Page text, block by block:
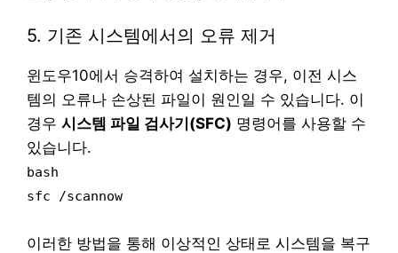
5. 기존 시스템에서의 오류 제거
윈도우10에서 승격하여 설치하는 경우, 이전 시스
템의 오류나 손상된 파일이 원인일 수 있습니다. 이
경우 시스템 파일 검사기(SFC) 명령어를 사용할 수
있습니다.
bash
sfc /scannow
이러한 방법을 통해 이상적인 상태로 시스템을 복구